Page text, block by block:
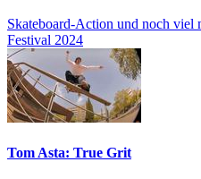
Skateboard-Action und noch viel
Festival 2024
Tom Asta: True Grit